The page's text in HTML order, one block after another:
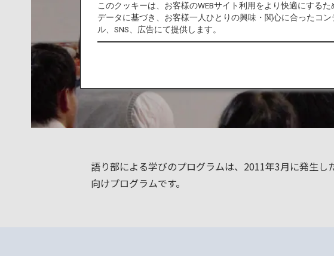
語り部による学びのプログラムは、2011年3月に発生
向けプログラムです。
このクッキーは、お客様のWEBサイト利用をより快適にする
データに基づき、お客様一人ひとりの興味・関心に合ったコン
ル、SNS、広告にて提供します。